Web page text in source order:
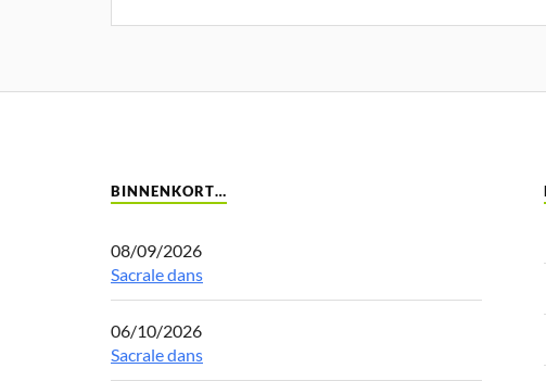
BINNENKORT…
08/09/2026
Sacrale dans
06/10/2026
Sacrale dans